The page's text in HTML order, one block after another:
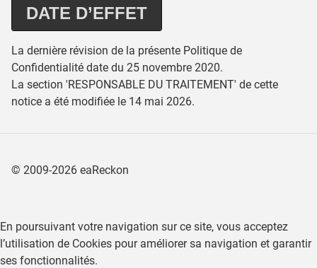
DATE D’EFFET
La dernière révision de la présente Politique de
Confidentialité date du 25 novembre 2020.
La section 'RESPONSABLE DU TRAITEMENT' de cette
notice a été modifiée le 14 mai 2026.
© 2009-2026 eaReckon
En poursuivant votre navigation sur ce site, vous acceptez
l’utilisation de Cookies pour améliorer sa navigation et garantir
ses fonctionnalités.